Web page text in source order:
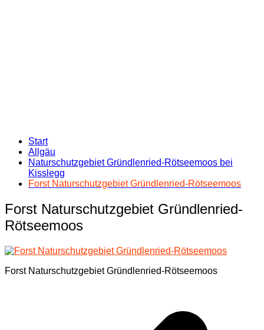
Start
Allgäu
Naturschutzgebiet Gründlenried-Rötseemoos bei
Kisslegg
Forst Naturschutzgebiet Gründlenried-Rötseemoos
Forst Naturschutzgebiet Gründlenried-
Rötseemoos
Forst Naturschutzgebiet Gründlenried-Rötseemoos